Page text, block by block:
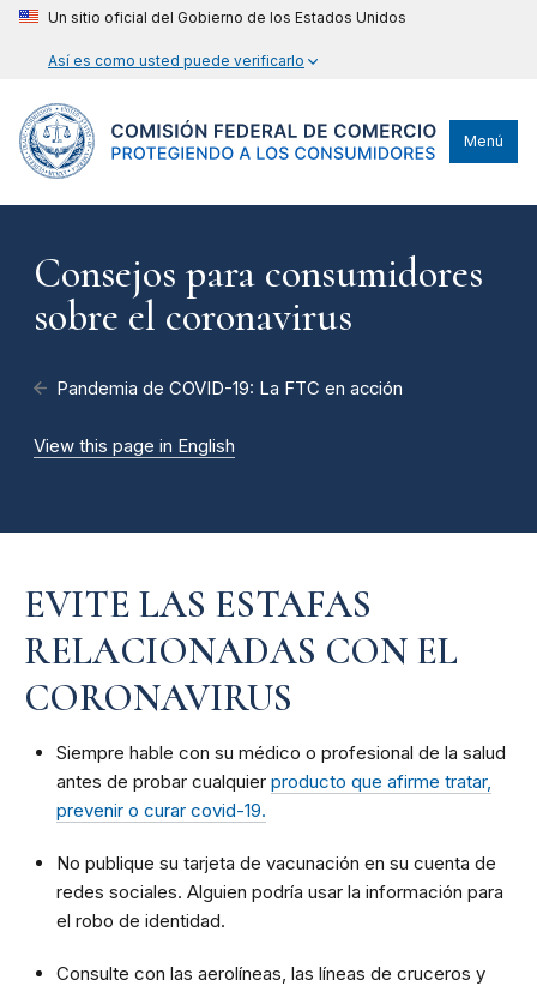
Un sitio oficial del Gobierno de los Estados Unidos
Así es como usted puede verificarlo
Menú
Consejos para consumidores
sobre el coronavirus
Pandemia de COVID-19: La FTC en acción
View this page in English
EVITE LAS ESTAFAS
RELACIONADAS CON EL
CORONAVIRUS
Siempre hable con su médico o profesional de la salud
antes de probar cualquier producto que afirme tratar,
prevenir o curar covid-19.
No publique su tarjeta de vacunación en su cuenta de
redes sociales. Alguien podría usar la información para
el robo de identidad.
Consulte con las aerolíneas, las líneas de cruceros y